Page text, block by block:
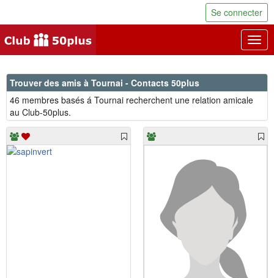
Se connecter
Trouver des amis à Tournai - Contacts 50plus
46 membres basés á Tournai recherchent une relation amicale
au Club-50plus.